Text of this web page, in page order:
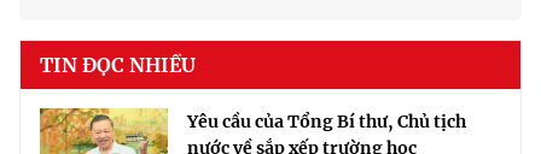
TIN ĐỌC NHIỀU
Yêu cầu của Tổng Bí thư, Chủ tịch
nước về sắp xếp trường học